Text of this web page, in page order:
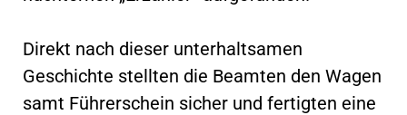
Direkt nach dieser unterhaltsamen
Geschichte stellten die Beamten den Wagen
samt Führerschein sicher und fertigten eine